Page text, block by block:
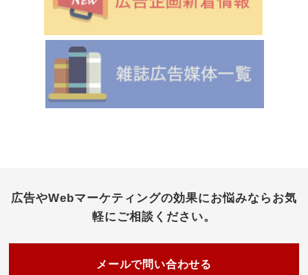
広告やWebマーケティングの効果にお悩みなら お気
軽にご相談ください。
メールで問い合わせる